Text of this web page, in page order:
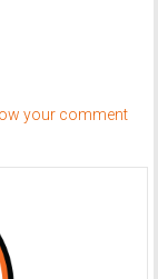
your comment